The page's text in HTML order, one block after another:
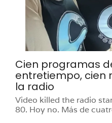
Cien programas
entretiempo, cien
la radio
Video killed the radio
80. Hoy no. Más de